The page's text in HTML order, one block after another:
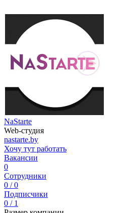
NaStarte
Web-студия
nastarte.by
Хочу тут работать
Вакансии
0
Сотрудники
0 / 0
Подписчики
0 / 1